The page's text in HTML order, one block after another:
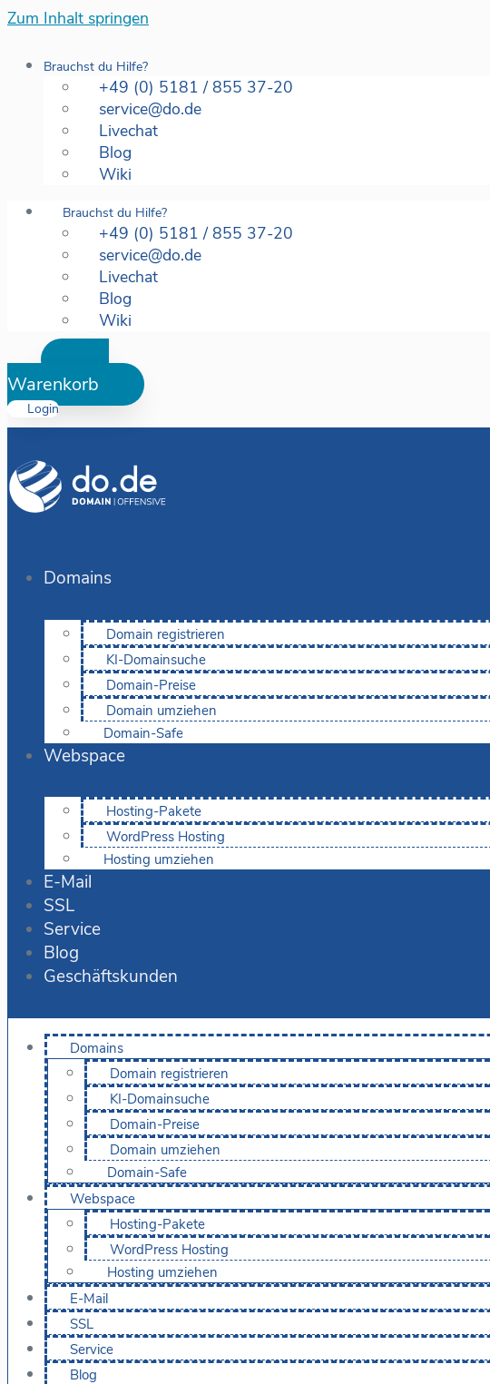
Zum Inhalt springen
Brauchst du Hilfe?
+49 (0) 5181 / 855 37-20
service@do.de
Livechat
Blog
Wiki
Brauchst du Hilfe?
+49 (0) 5181 / 855 37-20
service@do.de
Livechat
Blog
Wiki
Warenkorb
Login
Domains
Domain registrieren
KI-Domainsuche
Domain-Preise
Domain umziehen
Domain-Safe
Webspace
Hosting-Pakete
WordPress Hosting
Hosting umziehen
E-Mail
SSL
Service
Blog
Geschäftskunden
Domains
Domain registrieren
KI-Domainsuche
Domain-Preise
Domain umziehen
Domain-Safe
Webspace
Hosting-Pakete
WordPress Hosting
Hosting umziehen
E-Mail
SSL
Service
Blog